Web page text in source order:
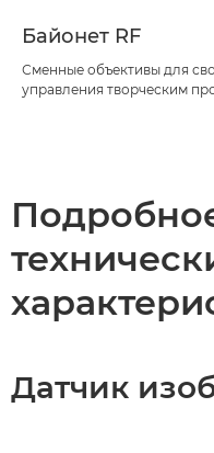
Байонет RF
Сменные объективы для
управления творческим
Датчик